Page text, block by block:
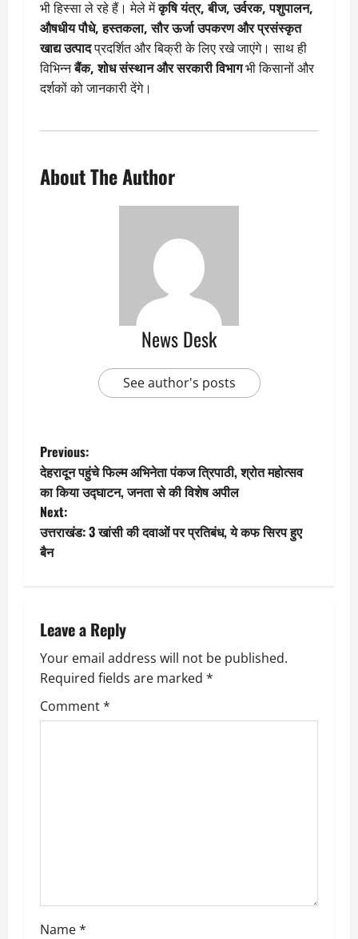
भी हिस्सा ले रहे हैं। मेले मेंकृषि यंत्र, बीज, उर्वरक, पशुपालन,
औषधीय पौधे, हस्तकला, सौर ऊर्जा उपकरण और प्रसंस्कृत
खाद्य उत्पादप्रदर्शित और बिक्री के लिए रखे जाएंगे। साथ ही
विभिन्नबैंक, शोध संस्थान और सरकारी विभागभी किसानों और
दर्शकों को जानकारी देंगे।
About The Author
News Desk
See author's posts
P
o
s
t
a
v
i
g
Previous:
देहरादून पहुंचे फिल्म अभिनेता पंकज त्रिपाठी, श्रोत महोत्सव
का किया उद्घाटन, जनता से की विशेष अपील
Next:
उत्तराखंड: 3 खांसी की दवाओं पर प्रतिबंध, ये कफ सिरप हुए
बैन
Leave a Reply
Your email address will not be published.
Required fields are marked *
Comment*
Name*